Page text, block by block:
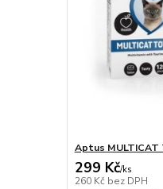
Aptus
299 Kč/ks
260 Kč bez DPH